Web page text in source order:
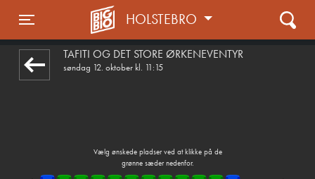
Toggle navigation
HOLSTEBRO
TAFITI OG DET STORE ØRKENEVENTYR
søndag 12. oktober kl. 11:15
Vælg ønskede pladser ved at klikke på de
grønne sæder nedenfor.
front03-cc 044832